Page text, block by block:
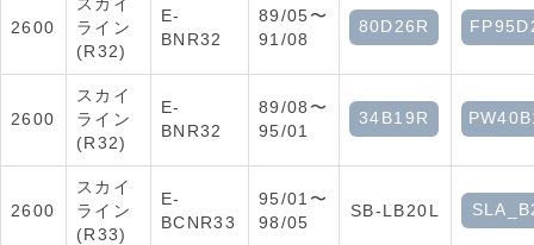
2600
スカイ
ライン
(R32)
E-
BNR32
89/05〜
91/08
80D26R
2600
スカイ
ライン
(R32)
E-
BNR32
89/08〜
95/01
34B19R
2600
スカイ
ライン
(R33)
E-
BCNR33
95/01〜
98/05
SB-LB20L